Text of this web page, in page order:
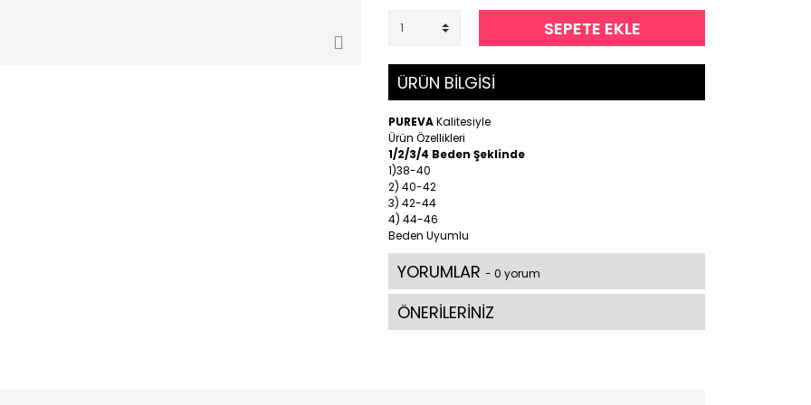
SEPETE EKLE
ÜRÜN BİLGİSİ
PUREVAKalitesiyle
Ürün Özellikleri
1/2/3/4 Beden Şeklinde
1)38-40
2) 40-42
3) 42-44
4) 44-46
Beden Uyumlu
YORUMLAR - 0 yorum
ÖNERİLERİNİZ